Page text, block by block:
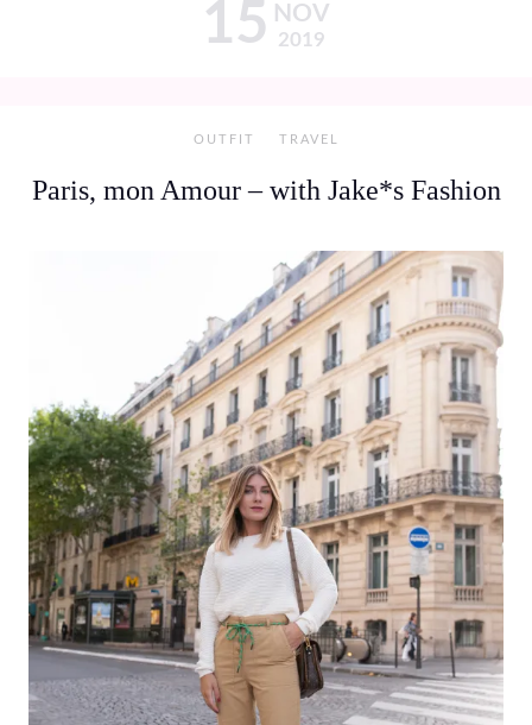
15 NOV
2019
OUTFIT TRAVEL
Paris, mon Amour – with Jake*s Fashion